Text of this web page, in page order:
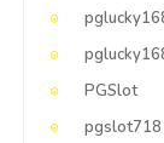
PGSlot
pgslot718